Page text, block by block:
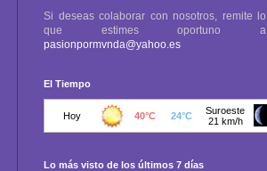
Si deseas colaborar con nosotros, remite lo
que estimes oportuno a
pasionpormvnda@yahoo.es
El Tiempo
Lo más visto de los últimos 7 días